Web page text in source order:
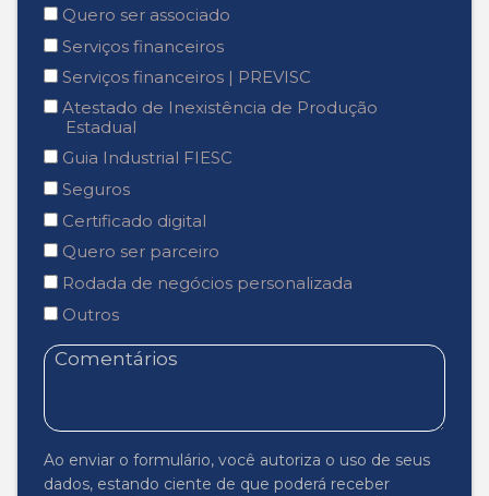
Quero ser associado
Serviços financeiros
Serviços financeiros | PREVISC
Atestado de Inexistência de Produção
Estadual
Guia Industrial FIESC
Seguros
Certificado digital
Quero ser parceiro
Rodada de negócios personalizada
Outros
Ao enviar o formulário, você autoriza o uso de seus
dados, estando ciente de que poderá receber